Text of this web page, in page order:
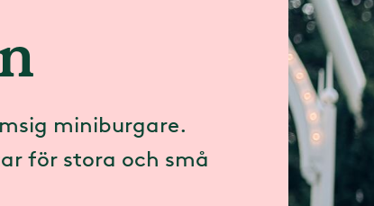
miniburgare.
för stora och små